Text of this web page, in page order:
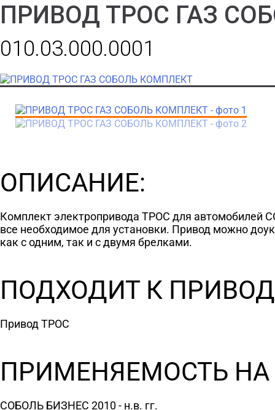
ПРИВОД ТРОС ГАЗ
010.03.000.0001
ОПИСАНИЕ:
Комплект электропривода ТРОС для автомобилей
все необходимое для установки. Привод можно
как с одним, так и с двумя брелками.
ПОДХОДИТ К
Привод ТРОС
ПРИМЕНЯЕМОСТЬ
СОБОЛЬ БИЗНЕС 2010 - н.в. гг.